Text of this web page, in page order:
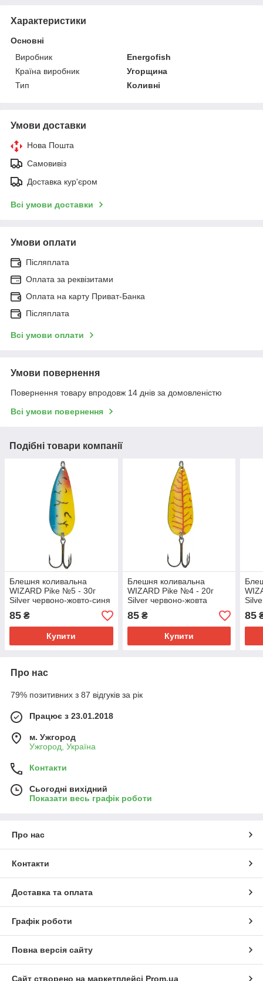
Характеристики
Основні
Виробник
Energofish
Країна виробник
Угорщина
Тип
Коливні
Умови доставки
Нова Пошта
Самовивіз
Доставка кур'єром
Всі умови доставки
Умови оплати
Післяплата
Оплата за реквізитами
Оплата на карту Приват-Банка
Післяплата
Всі умови оплати
Умови повернення
Повернення товару впродовж 14 днів за домовленістю
Всі умови повернення
Подібні товари компанії
Блешня коливальна
WIZARD Pike №5 - 30г
Silver червоно-жовто-синя
85 ₴
Купити
Блешня коливальна
WIZARD Pike №4 - 20г
Silver червоно-жовта
85₴
Купити
85
Про нас
79% позитивних з 87 відгуків за рік
Працює з 23.01.2018
м. Ужгород
Ужгород, Україна
Контакти
Сьогодні вихідний
Показати весь графік роботи
Про нас
Контакти
Доставка та оплата
Графік роботи
Повна версія сайту
Сайт створено на маркетплейсі Prom.ua